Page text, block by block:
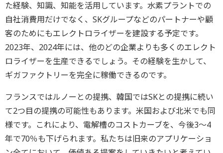
た経験、知識、知能を活用しています。水素プラントでの
自社消費用だけでなく、SKグループなどのパートナーや顧
客のためにもエレクトロライザーを建設する予定です。
2023年、2024年には、他のどの企業よりも多くのエレクト
ロライザーを生産できるでしょう。その経験を生かして、
ギガファクトリーを完全に稼働できるのです。
フランスではルノーとの提携、韓国ではSKとの提携に続い
て2つ目の提携の可能性もあります。米国および北米でも同
様です。これにより、電解槽のコストカーブを、今後3～4
年で70％も下げられます。私たちは旧来のアプリケーショ